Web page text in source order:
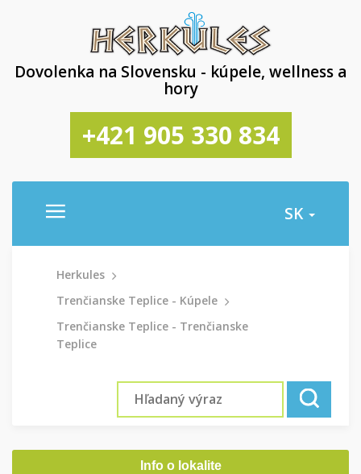
Dovolenka na Slovensku - kúpele, wellness a
hory
+421 905 330 834
SK
Herkules
Trenčianske Teplice - Kúpele
Trenčianske Teplice - Trenčianske
Teplice
Info o lokalite